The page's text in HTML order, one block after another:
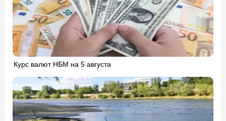
Курс валют НБМ на 5 августа